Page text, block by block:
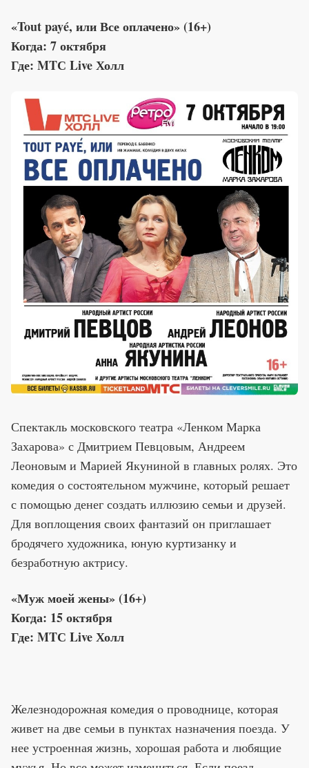
«Tout payé, или Все оплачено» (16+)
Когда: 7 октября
Где: MTС Live Холл
Спектакль московского театра «Ленком Марка
Захарова» с Дмитрием Певцовым, Андреем
Леоновым и Марией Якуниной в главных ролях. Это
комедия о состоятельном мужчине, который решает
с помощью денег создать иллюзию семьи и друзей.
Для воплощения своих фантазий он приглашает
бродячего художника, юную куртизанку и
безработную актрису.
«Муж моей жены» (16+)
Когда: 15 октября
Где: MTС Live Холл
Железнодорожная комедия о проводнице, которая
живет на две семьи в пунктах назначения поезда. У
нее устроенная жизнь, хорошая работа и любящие